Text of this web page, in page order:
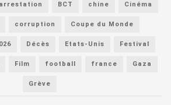
arrestation BCT chine Cinéma
corruption Coupe du Monde
Décès Etats-Unis Festival
Film football france Gaza
Grève